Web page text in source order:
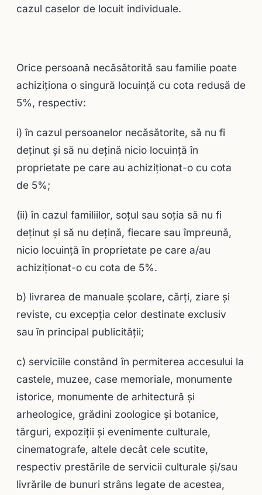
cazul caselor de locuit individuale.
Orice persoană necăsătorită sau familie poate
achiziționa o singură locuință cu cota redusă de
5%, respectiv:
i) în cazul persoanelor necăsătorite, să nu fi
deținut și să nu dețină nicio locuință în
proprietate pe care au achiziționat-o cu cota
de 5%;
(ii) în cazul familiilor, soțul sau soția să nu fi
deținut și să nu dețină, fiecare sau împreună,
nicio locuință în proprietate pe care a/au
achiziționat-o cu cota de 5%.
b) livrarea de manuale şcolare, cărţi, ziare şi
reviste, cu excepţia celor destinate exclusiv
sau în principal publicităţii;
c) serviciile constând în permiterea accesului la
castele, muzee, case memoriale, monumente
istorice, monumente de arhitectură şi
arheologice, grădini zoologice şi botanice,
târguri, expoziţii şi evenimente culturale,
cinematografe, altele decât cele scutite,
respectiv prestările de servicii culturale şi/sau
livrările de bunuri strâns legate de acestea,